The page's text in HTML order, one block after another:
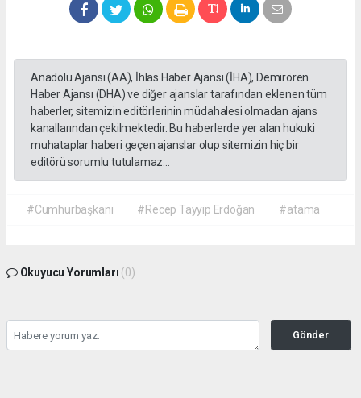
Anadolu Ajansı (AA), İhlas Haber Ajansı (İHA), Demirören
Haber Ajansı (DHA) ve diğer ajanslar tarafından eklenen tüm
haberler, sitemizin editörlerinin müdahalesi olmadan ajans
kanallarından çekilmektedir. Bu haberlerde yer alan hukuki
muhataplar haberi geçen ajanslar olup sitemizin hiç bir
editörü sorumlu tutulamaz...
#Cumhurbaşkanı #Recep Tayyip Erdoğan #atama
Okuyucu Yorumları (0)
Gönder